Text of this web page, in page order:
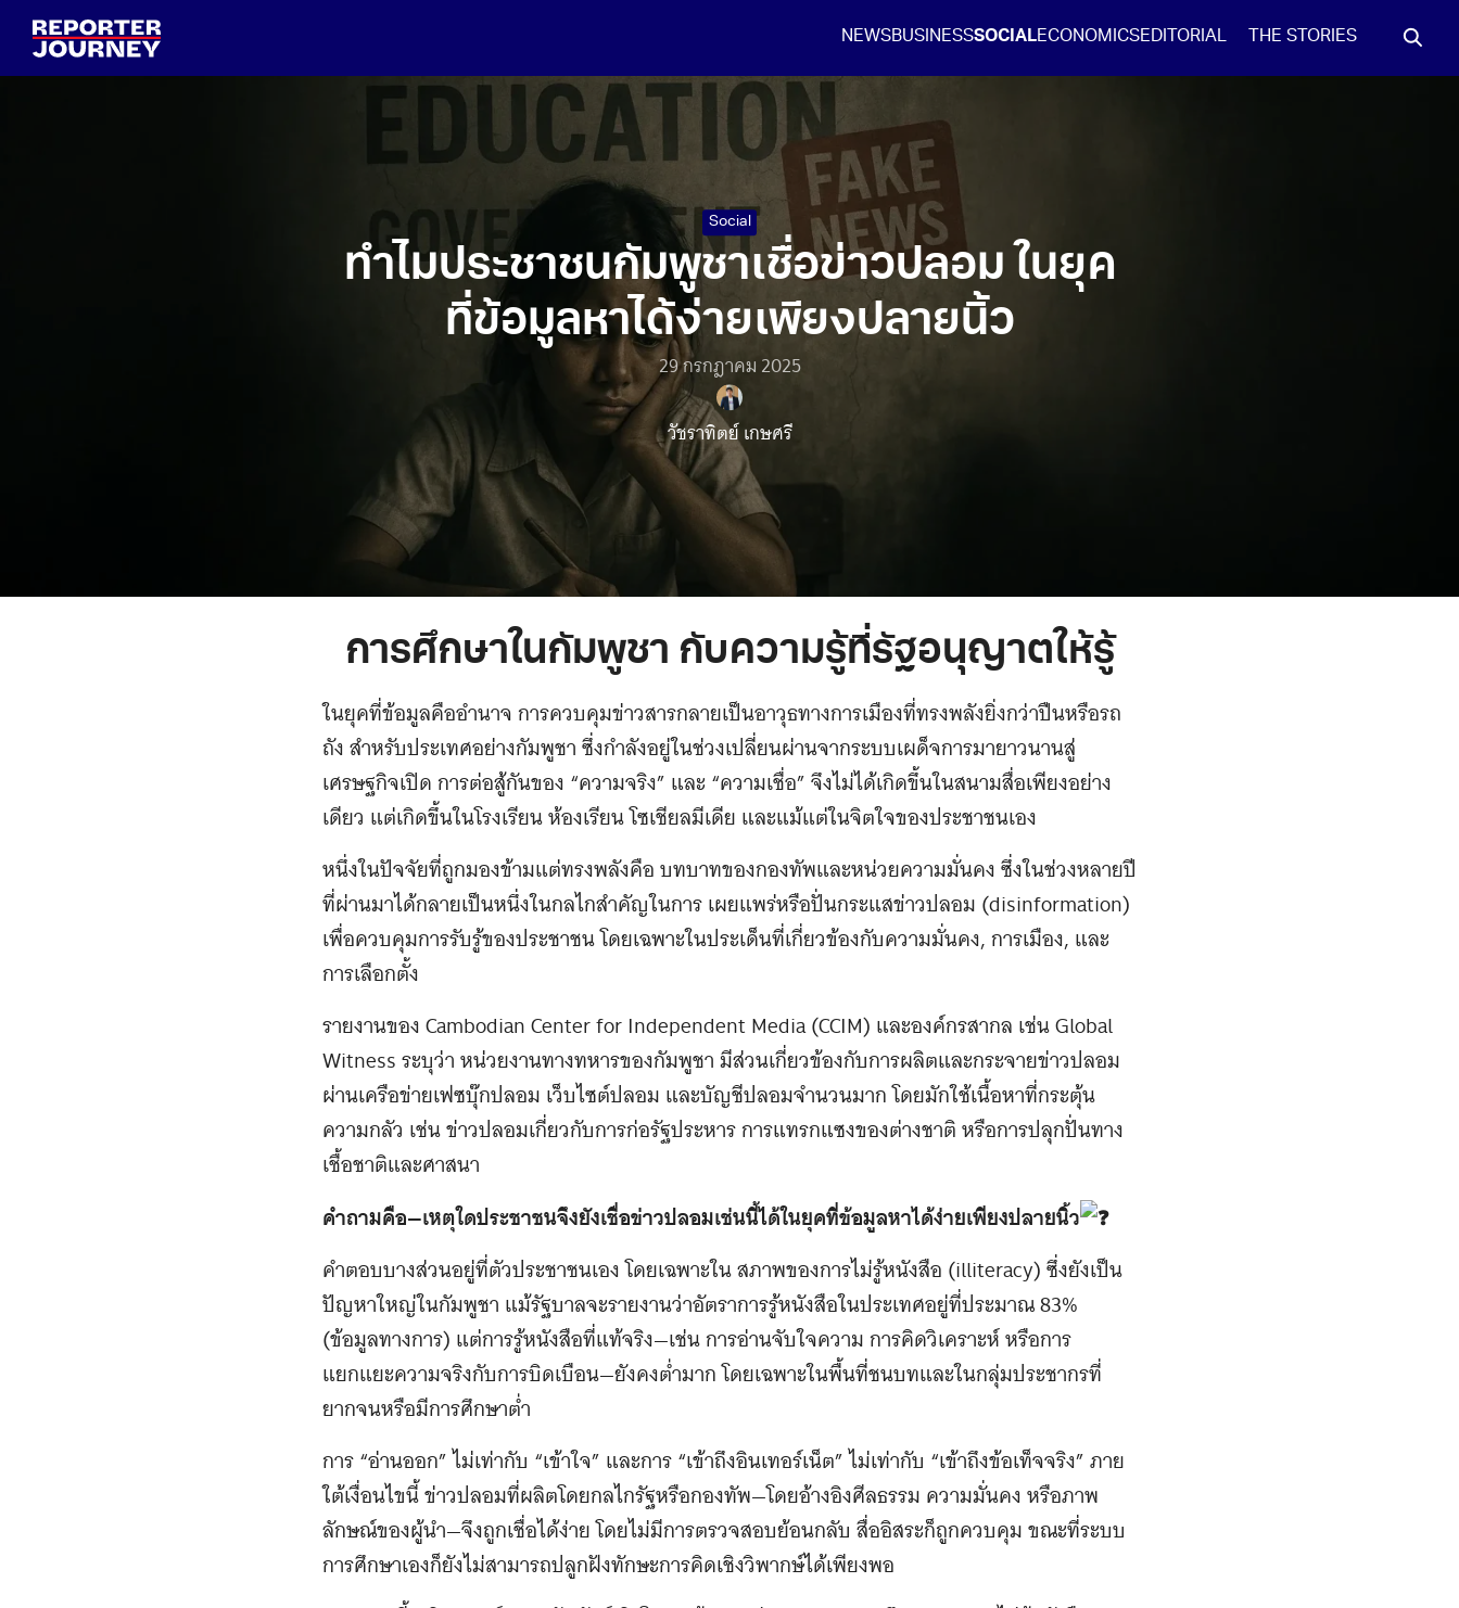
Skip
content
NEWSBUSINESSSOCIALECONOMICSEDITORIAL THE STORIES
Search
Social
ทำไมประชาชนกัมพูชาเชื่อข่าวปลอม ในยุค
ที่ข้อมูลหาได้ง่ายเพียงปลายนิ้ว
29 กรกฎาคม 2025
วัชราทิตย์ เกษศรี
การศึกษาในกัมพูชา กับความรู้ที่รัฐอนุญาตให้รู้
ในยุคที่ข้อมูลคืออำนาจ การควบคุมข่าวสารกลายเป็นอาวุธทางการเมืองที่ทรงพลังยิ่งกว่าปืนหรือรถ
ถัง สำหรับประเทศอย่างกัมพูชา ซึ่งกำลังอยู่ในช่วงเปลี่ยนผ่านจากระบบเผด็จการมายาวนานสู่
เศรษฐกิจเปิด การต่อสู้กันของ “ความจริง” และ “ความเชื่อ” จึงไม่ได้เกิดขึ้นในสนามสื่อเพียงอย่าง
เดียว แต่เกิดขึ้นในโรงเรียน ห้องเรียน โซเชียลมีเดีย และแม้แต่ในจิตใจของประชาชนเอง
หนึ่งในปัจจัยที่ถูกมองข้ามแต่ทรงพลังคือ บทบาทของกองทัพและหน่วยความมั่นคง ซึ่งในช่วงหลายปี
ที่ผ่านมาได้กลายเป็นหนึ่งในกลไกสำคัญในการ เผยแพร่หรือปั่นกระแสข่าวปลอม (disinformation)
เพื่อควบคุมการรับรู้ของประชาชน โดยเฉพาะในประเด็นที่เกี่ยวข้องกับความมั่นคง, การเมือง, และ
การเลือกตั้ง
รายงานของ Cambodian Center for Independent Media (CCIM) และองค์กรสากล เช่น Global
Witness ระบุว่า หน่วยงานทางทหารของกัมพูชา มีส่วนเกี่ยวข้องกับการผลิตและกระจายข่าวปลอม
ผ่านเครือข่ายเฟซบุ๊กปลอม เว็บไซต์ปลอม และบัญชีปลอมจำนวนมาก โดยมักใช้เนื้อหาที่กระตุ้น
ความกลัว เช่น ข่าวปลอมเกี่ยวกับการก่อรัฐประหาร การแทรกแซงของต่างชาติ หรือการปลุกปั่นทาง
เชื้อชาติและศาสนา
คำถามคือ—เหตุใดประชาชนจึงยังเชื่อข่าวปลอมเช่นนี้ได้ในยุคที่ข้อมูลหาได้ง่ายเพียงปลายนิ้ว
คำตอบบางส่วนอยู่ที่ตัวประชาชนเอง โดยเฉพาะใน สภาพของการไม่รู้หนังสือ (illiteracy) ซึ่งยังเป็น
ปัญหาใหญ่ในกัมพูชา แม้รัฐบาลจะรายงานว่าอัตราการรู้หนังสือในประเทศอยู่ที่ประมาณ 83%
(ข้อมูลทางการ) แต่การรู้หนังสือที่แท้จริง—เช่น การอ่านจับใจความ การคิดวิเคราะห์ หรือการ
แยกแยะความจริงกับการบิดเบือน—ยังคงต่ำมาก โดยเฉพาะในพื้นที่ชนบทและในกลุ่มประชากรที่
ยากจนหรือมีการศึกษาต่ำ
การ “อ่านออก” ไม่เท่ากับ “เข้าใจ” และการ “เข้าถึงอินเทอร์เน็ต” ไม่เท่ากับ “เข้าถึงข้อเท็จจริง” ภาย
ใต้เงื่อนไขนี้ ข่าวปลอมที่ผลิตโดยกลไกรัฐหรือกองทัพ—โดยอ้างอิงศีลธรรม ความมั่นคง หรือภาพ
ลักษณ์ของผู้นำ—จึงถูกเชื่อได้ง่าย โดยไม่มีการตรวจสอบย้อนกลับ สื่ออิสระก็ถูกควบคุม ขณะที่ระบบ
การศึกษาเองก็ยังไม่สามารถปลูกฝังทักษะการคิดเชิงวิพากษ์ได้เพียงพอ